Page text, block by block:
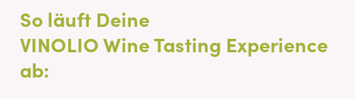
So läuft Deine
VINOLIO Wine Tasting Experience
ab: